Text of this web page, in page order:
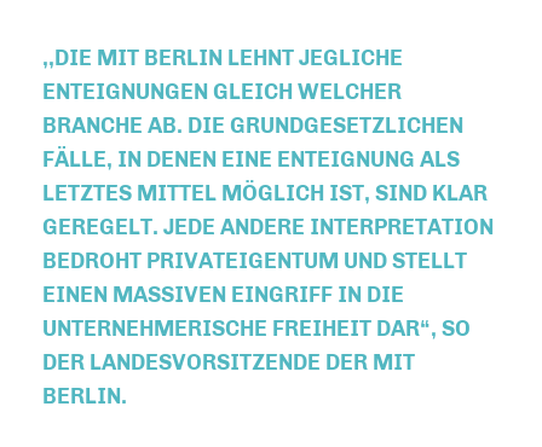
,,DIE MIT BERLIN LEHNT JEGLICHE
ENTEIGNUNGEN GLEICH WELCHER
BRANCHE AB. DIE GRUNDGESETZLICHEN
FÄLLE, IN DENEN EINE ENTEIGNUNG ALS
LETZTES MITTEL MÖGLICH IST, SIND KLAR
GEREGELT. JEDE ANDERE INTERPRETATION
BEDROHT PRIVATEIGENTUM UND STELLT
EINEN MASSIVEN EINGRIFF IN DIE
UNTERNEHMERISCHE FREIHEIT DAR“, SO
DER LANDESVORSITZENDE DER MIT
BERLIN.